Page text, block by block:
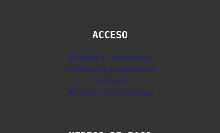
ACCESO
Entrega y devolución
Términos y condiciones
Contacto
Politicas de privacidad